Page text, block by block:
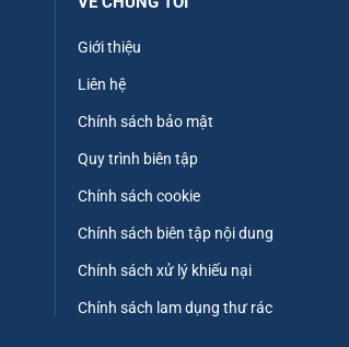
Giới thiệu
Liên hệ
Chính sách bảo mật
Quy trình biên tập
Chính sách cookie
Chính sách biên tập nội dung
Chính sách xử lý khiếu nại
Chính sách lam dụng thư rác